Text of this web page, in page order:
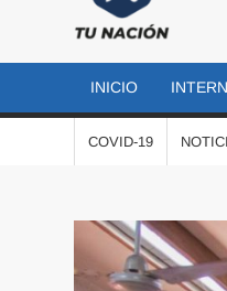
más
al
INICIO
COVID-19